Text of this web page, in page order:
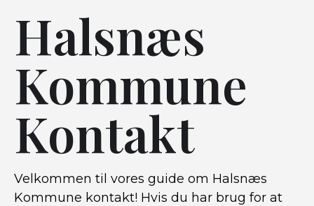
Halsnæs
Kommune
Kontakt
Velkommen til vores guide om Halsnæs
Kommune kontakt! Hvis du har brug for at